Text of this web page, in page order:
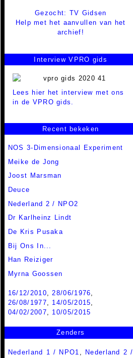
Gezocht: TV Gidsen
Help met het aanvullen van het
archief!
Interview VPRO gids
Lees hier het interview met ons
in de VPRO gids.
Recent bekeken
NOS 3-Dimensionaal Experiment
Meike de Jong
Joost Marsman
Deuce
Nederland 2 / NPO2
Dr Karlheinz Lindt
De Kris Pusaka
Bij Ons In...
Han Reiziger
Myrna Goossen
16/12/2010,28/06/1976,
26/08/1977, 14/05/2015,
04/02/2007, 10/05/2015
Zenders
Nederland 1 / NPO1
Nederland 2 /